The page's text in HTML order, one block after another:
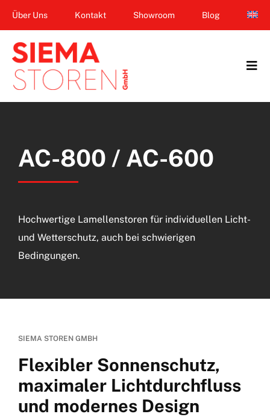
Zum
springen
Über Uns Kontakt Showroom Blog
Fenster
Smart Home
AC-800 / AC-600
Hochwertige Lamellenstoren für individuellen Licht-
und Wetterschutz, auch bei schwierigen
Bedingungen.
SIEMA STOREN GMBH
Flexibler Sonnenschutz,
maximaler Lichtdurchfluss
und modernes Design